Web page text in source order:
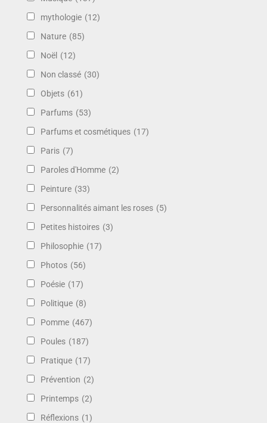
mythologie (12)
Nature (85)
Noël (12)
Non classé (30)
Objets (61)
Parfums (53)
Parfums et cosmétiques (17)
Paris (7)
Paroles d'Homme (2)
Peinture (33)
Personnalités aimant les roses (5)
Petites histoires (3)
Philosophie (17)
Photos (56)
Poésie (17)
Politique (8)
Pomme (467)
Poules (187)
Pratique (17)
Prévention (2)
Printemps (2)
Réflexions (1)